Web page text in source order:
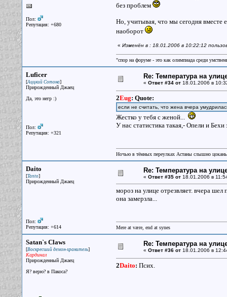
Пол:
Репутация: +680
без проблем
Но, учитывая, что мы сегодня вместе
наоборот
« Изменён в : 18.01.2006 в 10:22:12
"спор на форуме - это как олимпиада среди
Luficer
[Аццкий Сотона]
Прирожденный Джаец
Да, это негр :)
Пол:
Репутация: +321
Re: Температура на
« Ответ #34 от18.01.2006 в
2Eug: Quote:
если не считать, что жена вчера
Жестко у тебя с женой...
У нас статистика такая,- Опели и
Ночью в тёмных переулках Астаны слышно
Daito
[Tanto]
Прирожденный Джаец
Пол:
Репутация: +614
Re: Температура на
« Ответ #35 от18.01.2006 в
мороз на улице отрезвляет. вчера шел
она замерзла...
Mere at være, end at synes
Satan`s Claws
[Воскресший демон-хранитель]
Кардинал
Прирожденный Джаец
Я? верю? в Пакоса?
Re: Температура на
« Ответ #36 от18.01.2006 в
2Daito: Псих.